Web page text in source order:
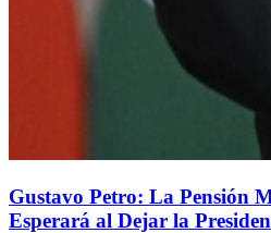
Gustavo Petro: La Pensión
Esperará al Dejar la